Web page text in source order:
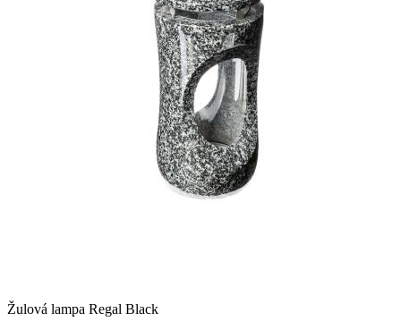
Žulová lampa Regal Black